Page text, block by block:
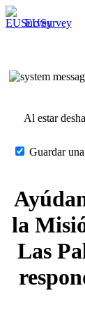
EUSurvey
Al estar
Guardar
la
Las